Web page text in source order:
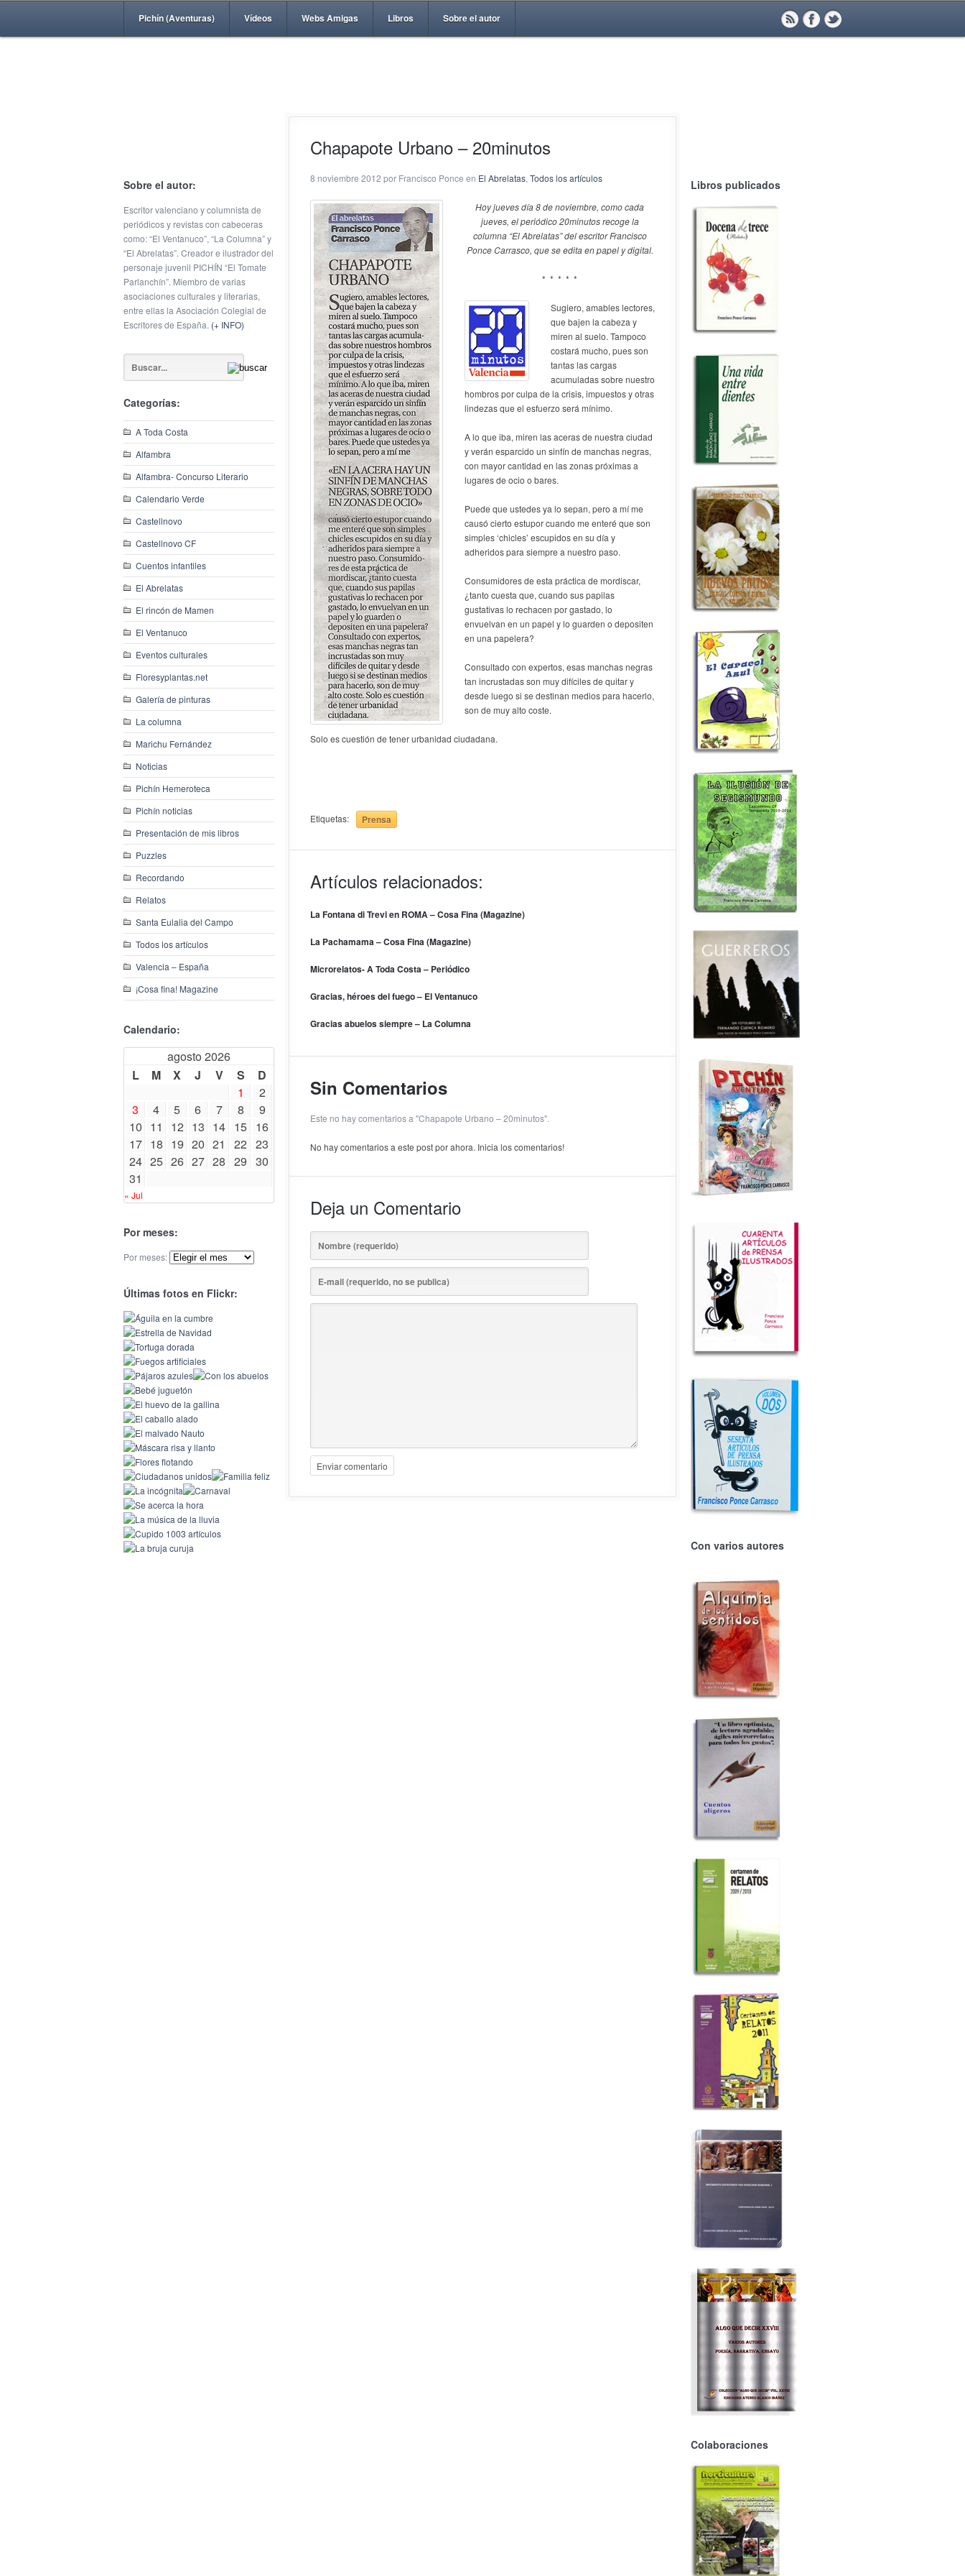
Pichín (Aventuras) Vídeos Webs Amigas Libros Sobre el autor
Sobre el autor:
Escritor valenciano y columnista de
periódicos y revistas con cabeceras
como: “El Ventanuco”, “La Columna” y
“El Abrelatas”. Creador e ilustrador del
personaje juvenil PICHÍN “El Tomate
Parlanchín”. Miembro de varias
asociaciones culturales y literarias,
entre ellas la Asociación Colegial de
Escritores de España. (+ INFO)
Categorías:
A Toda Costa
Alfambra
Alfambra- Concurso Literario
Calendario Verde
Castellnovo
Castellnovo CF
Cuentos infantiles
El Abrelatas
El rincón de Mamen
El Ventanuco
Eventos culturales
Floresyplantas.net
Galería de pinturas
La columna
Marichu Fernández
Noticias
Pichín Hemeroteca
Pichín noticias
Presentación de mis libros
Puzzles
Recordando
Relatos
Santa Eulalia del Campo
Todos los artículos
Valencia – España
¡Cosa fina! Magazine
Calendario:
agosto 2026
L
M X J V S
D
1
2
3
4 5 6 7 8
9
10 11 12 13 14 15 16
17 18 19 20 21 22 23
24 25 26 27 28 29 30
31
« Jul
Por meses:
Por meses:
Últimas fotos en Flickr:
Libros publicados
Con varios autores
Colaboraciones
Chapapote Urbano – 20minutos
8 noviembre 2012 por Francisco Ponce en El Abrelatas, Todos los artículos
Hoy jueves día 8 de noviembre, como cada
jueves, el periódico 20minutos recoge la
columna “El Abrelatas” del escritor Francisco
Ponce Carrasco, que se edita en papel y digital.
* * * * *
Sugiero, amables lectores,
que bajen la cabeza y
miren al suelo. Tampoco
costará mucho, pues son
tantas las cargas
acumuladas sobre nuestro
hombros por culpa de la crisis, impuestos y otras
lindezas que el esfuerzo será mínimo.
A lo que iba, miren las aceras de nuestra ciudad
y verán esparcido un sinfín de manchas negras,
con mayor cantidad en las zonas próximas a
lugares de ocio o bares.
Puede que ustedes ya lo sepan, pero a mí me
causó cierto estupor cuando me enteré que son
simples ‘chicles’ escupidos en su día y
adheridos para siempre a nuestro paso.
Consumidores de esta práctica de mordiscar,
¿tanto cuesta que, cuando sus papilas
gustativas lo rechacen por gastado, lo
envuelvan en un papel y lo guarden o depositen
en una papelera?
Consultado con expertos, esas manchas negras
tan incrustadas son muy difíciles de quitar y
desde luego si se destinan medios para hacerlo,
son de muy alto coste.
Solo es cuestión de tener urbanidad ciudadana.
Etiquetas: Prensa
Artículos relacionados:
La Fontana di Trevi en ROMA – Cosa Fina (Magazine)
La Pachamama – Cosa Fina (Magazine)
Microrelatos- A Toda Costa – Periódico
Gracias, héroes del fuego – El Ventanuco
Gracias abuelos siempre – La Columna
Sin Comentarios
Este no hay comentarios a "Chapapote Urbano – 20minutos".
No hay comentarios a este post por ahora. Inicia los comentarios!
Deja un Comentario